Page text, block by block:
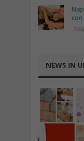
NEWS IN